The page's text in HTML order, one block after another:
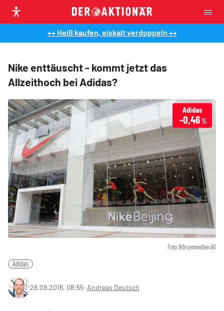
++ Heiß kaufen, eiskalt verdoppeln ++
Nike enttäuscht - kommt jetzt das
Allzeithoch bei Adidas?
Foto: Börsenmedien AG
Adidas
-0,46%
Adidas
28.09.2016, 08:55‧ Andreas Deutsch